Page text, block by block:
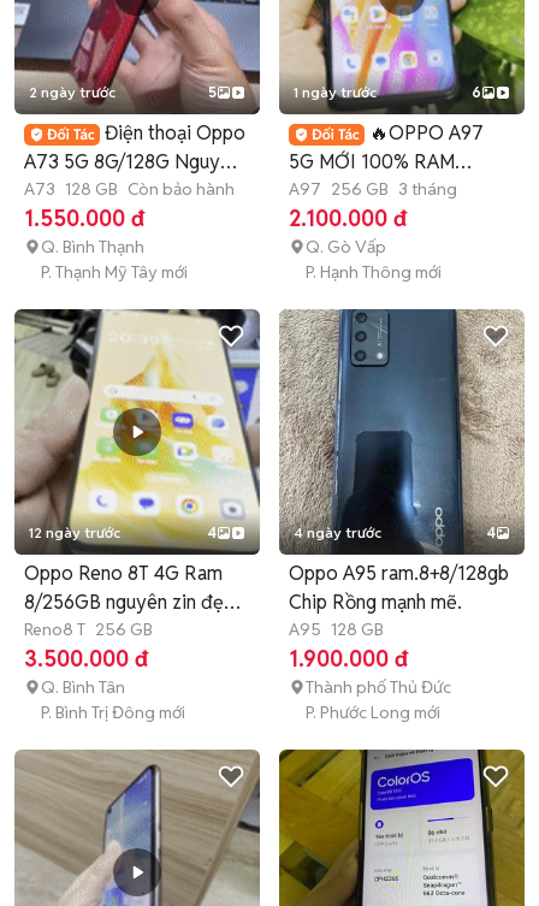
2 ngày trước 5
Điện thoại Oppo
A73 5G 8G/128G Nguyên
Zin Đẹp Keng
A73 128 GB Còn bảo hành
1.550.000 đ
Q. Bình Thạnh
P. Thạnh Mỹ Tây mới
1 ngày trước 6
🔥OPPO A97
5G MỚI 100% RAM
12GB-256GB ĐẸP MẠNH
MẼ🔥
A97 256 GB 3 tháng
2.100.000 đ
Q. Gò Vấp
P. Hạnh Thông mới
12 ngày trước 4
Oppo Reno 8T 4G Ram
8/256GB nguyên zin đẹp
99 BH3T
Reno8 T 256 GB
3.500.000 đ
Q. Bình Tân
P. Bình Trị Đông mới
4 ngày trước 4
Oppo A95 ram.8+8/128gb
Chip Rồng mạnh mẽ.
A95 128 GB
1.900.000 đ
Thành phố Thủ Đức
P. Phước Long mới